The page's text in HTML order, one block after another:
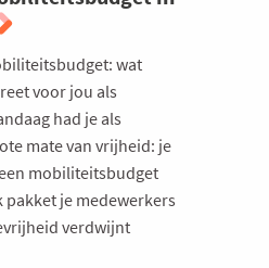
wat
voor jou als
had je als
mate van vrijheid: je
mobiliteitsbudget
pakket je medewerkers
verdwijnt